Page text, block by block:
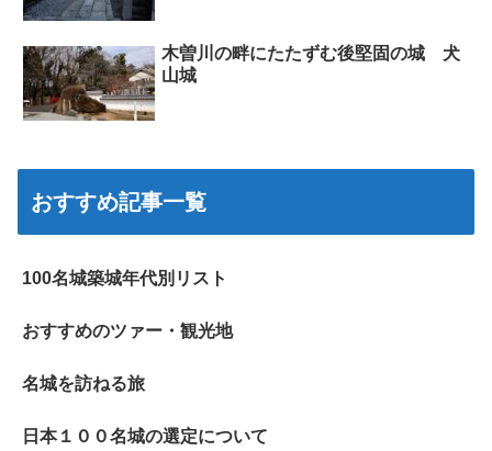
木曽川の畔にたたずむ後堅固の城 犬
山城
おすすめ記事一覧
100名城築城年代別リスト
おすすめのツァー・観光地
名城を訪ねる旅
日本１００名城の選定について